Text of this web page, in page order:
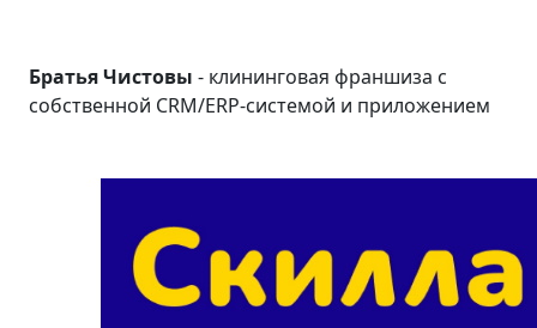
Братья Чистовы - клининговая франшиза с
собственной CRM/ERP-системой и приложением